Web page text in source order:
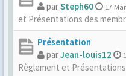
parSteph60 17
et Présentations des
Présentation
parJean-louis12
Règlement et